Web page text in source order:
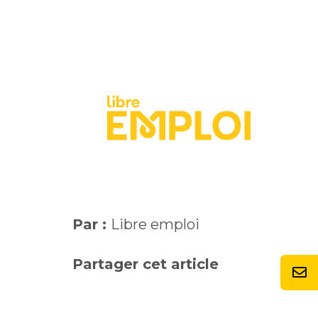
Par : Libre emploi
Partager cet article